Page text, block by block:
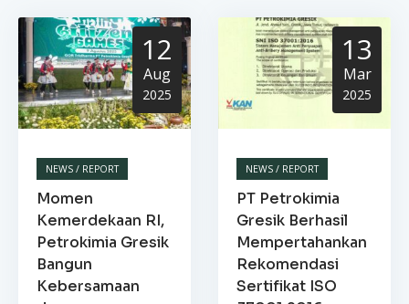
12
Aug
2025
NEWS / REPORT
Momen
Kemerdekaan RI,
Petrokimia Gresik
Bangun
Kebersamaan
13
Mar
2025
NEWS / REPORT
PT Petrokimia
Gresik Berhasil
Mempertahankan
Rekomendasi
Sertifikat ISO